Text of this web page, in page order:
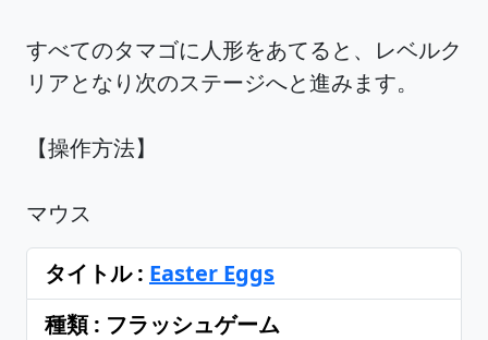
すべてのタマゴに人形をあてると、レベルク
リアとなり次のステージへと進みます。
【操作方法】
マウス
タイトル : Easter Eggs
種類 : フラッシュゲーム